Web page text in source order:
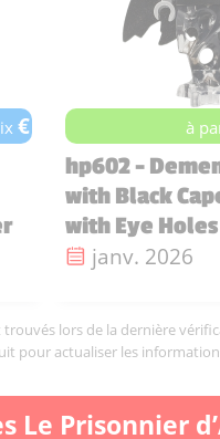
€ à
hp602 -
with Black
with Eye Holes
Date de
janv. 2026
lors de la dernière
actualiser les
Le Prisonnier